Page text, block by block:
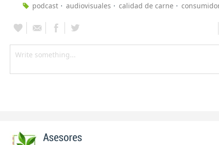
podcast
audiovisuales calidad de carne
Asesores